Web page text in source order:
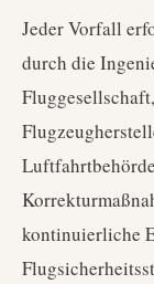
Jeder Vorfall
durch die
kontinuierliche